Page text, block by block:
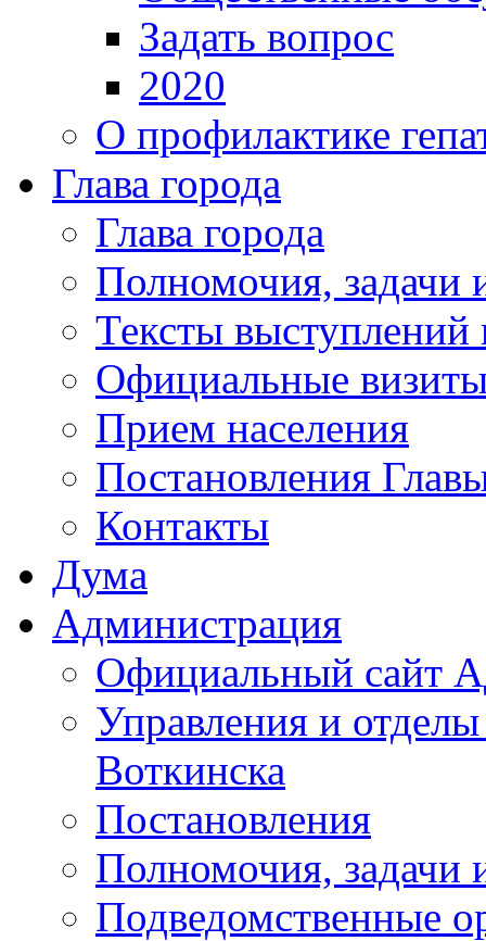
Задать вопрос
2020
О профилактике
Глава города
Глава города
Полномочия, задачи
Тексты выступлений
Официальные
Прием населения
Постановления
Контакты
Дума
Администрация
Официальный сайт
Управления и
Воткинска
Постановления
Полномочия, задачи
Подведомственные